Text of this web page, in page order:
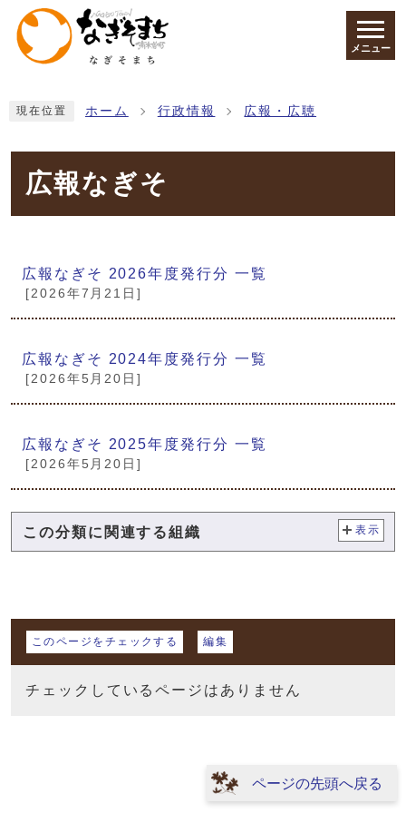
ページの先頭です
メニュー
現在位置 ホーム 行政情報 広報・広聴
広報なぎそ
メインメニュー
広報なぎそ 2026年度発行分 一覧
[2026年7月21日]
広報なぎそ 2024年度発行分 一覧
[2026年5月20日]
広報なぎそ 2025年度発行分 一覧
[2026年5月20日]
この分類に関連する組織 表示
マイページ
このページをチェックする 編集
チェックしているページはありません
ページの先頭へ戻る